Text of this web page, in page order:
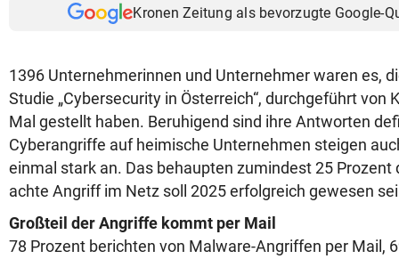
Kronen Zeitung als bevorzugte Google-
1396 Unternehmerinnen und Unternehmer waren es,
Studie „Cybersecurity in Österreich“, durchgeführt von
Mal gestellt haben. Beruhigend sind ihre Antworten
Cyberangriffe auf heimische Unternehmen steigen
einmal stark an. Das behaupten zumindest 25 Prozent
achte Angriff im Netz soll 2025 erfolgreich gewesen
Großteil der Angriffe kommt per Mail
78 Prozent berichten von Malware-Angriffen per Mail,